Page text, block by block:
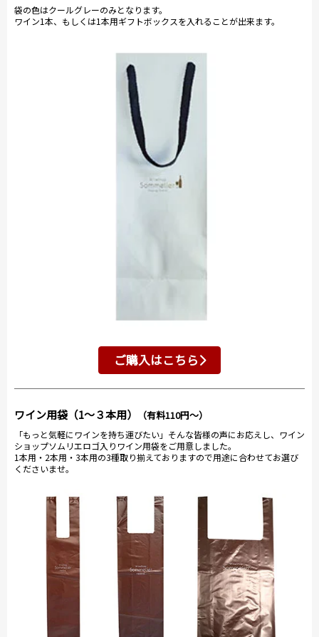
袋の色はクールグレーのみとなります。
ワイン1本、もしくは1本用ギフトボックスを入れることが出来ます。
ご購入はこちら
ワイン用袋（1～３本用） （有料110円～）
「もっと気軽にワインを持ち運びたい」そんな皆様の声にお応えし、ワイン
ショップソムリエロゴ入りワイン用袋をご用意しました。
1本用・2本用・3本用の3種取り揃えておりますので用途に合わせてお選び
くださいませ。